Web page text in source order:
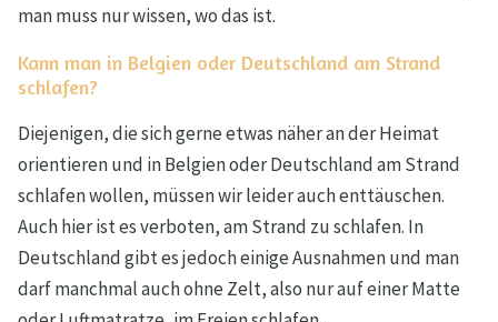
man muss nur wissen, wo das ist.
Kann man in Belgien oder Deutschland am Strand
schlafen?
Diejenigen, die sich gerne etwas näher an der Heimat
orientieren und in Belgien oder Deutschland am Strand
schlafen wollen, müssen wir leider auch enttäuschen.
Auch hier ist es verboten, am Strand zu schlafen. In
Deutschland gibt es jedoch einige Ausnahmen und man
darf manchmal auch ohne Zelt, also nur auf einer Matte